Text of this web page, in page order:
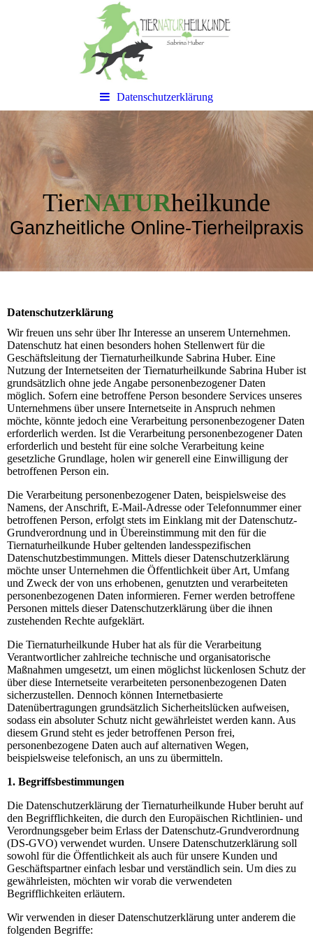
Datenschutzerklärung
TierNATURheilkunde
Ganzheitliche Online-Tierheilpraxis
Datenschutzerklärung
Wir freuen uns sehr über Ihr Interesse an unserem Unternehmen.
Datenschutz hat einen besonders hohen Stellenwert für die
Geschäftsleitung der Tiernaturheilkunde Sabrina Huber. Eine
Nutzung der Internetseiten der Tiernaturheilkunde Sabrina Huber ist
grundsätzlich ohne jede Angabe personenbezogener Daten
möglich. Sofern eine betroffene Person besondere Services unseres
Unternehmens über unsere Internetseite in Anspruch nehmen
möchte, könnte jedoch eine Verarbeitung personenbezogener Daten
erforderlich werden. Ist die Verarbeitung personenbezogener Daten
erforderlich und besteht für eine solche Verarbeitung keine
gesetzliche Grundlage, holen wir generell eine Einwilligung der
betroffenen Person ein.
Die Verarbeitung personenbezogener Daten, beispielsweise des
Namens, der Anschrift, E-Mail-Adresse oder Telefonnummer einer
betroffenen Person, erfolgt stets im Einklang mit der Datenschutz-
Grundverordnung und in Übereinstimmung mit den für die
Tiernaturheilkunde Huber geltenden landesspezifischen
Datenschutzbestimmungen. Mittels dieser Datenschutzerklärung
möchte unser Unternehmen die Öffentlichkeit über Art, Umfang
und Zweck der von uns erhobenen, genutzten und verarbeiteten
personenbezogenen Daten informieren. Ferner werden betroffene
Personen mittels dieser Datenschutzerklärung über die ihnen
zustehenden Rechte aufgeklärt.
Die Tiernaturheilkunde Huber hat als für die Verarbeitung
Verantwortlicher zahlreiche technische und organisatorische
Maßnahmen umgesetzt, um einen möglichst lückenlosen Schutz der
über diese Internetseite verarbeiteten personenbezogenen Daten
sicherzustellen. Dennoch können Internetbasierte
Datenübertragungen grundsätzlich Sicherheitslücken aufweisen,
sodass ein absoluter Schutz nicht gewährleistet werden kann. Aus
diesem Grund steht es jeder betroffenen Person frei,
personenbezogene Daten auch auf alternativen Wegen,
beispielsweise telefonisch, an uns zu übermitteln.
1. Begriffsbestimmungen
Die Datenschutzerklärung der Tiernaturheilkunde Huber beruht auf
den Begrifflichkeiten, die durch den Europäischen Richtlinien- und
Verordnungsgeber beim Erlass der Datenschutz-Grundverordnung
(DS-GVO) verwendet wurden. Unsere Datenschutzerklärung soll
sowohl für die Öffentlichkeit als auch für unsere Kunden und
Geschäftspartner einfach lesbar und verständlich sein. Um dies zu
gewährleisten, möchten wir vorab die verwendeten
Begrifflichkeiten erläutern.
Wir verwenden in dieser Datenschutzerklärung unter anderem die
folgenden Begriffe: